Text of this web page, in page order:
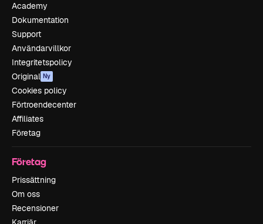
Academy
Dokumentation
Support
Användarvillkor
Integritetspolicy
Original Ny
Cookies policy
Förtroendecenter
Affiliates
Företag
Företag
Prissättning
Om oss
Recensioner